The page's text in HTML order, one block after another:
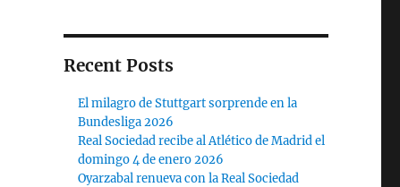
Recent Posts
El milagro de Stuttgart sorprende en la
Bundesliga 2026
Real Sociedad recibe al Atlético de Madrid el
domingo 4 de enero 2026
Oyarzabal renueva con la Real Sociedad